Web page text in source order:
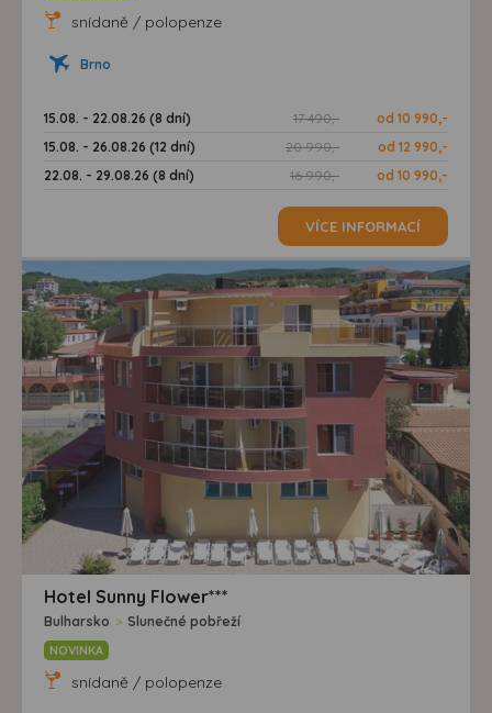
snídaně / polopenze
Brno
15.08. - 22.08.26 (8 dní) 17 490,-
od 10 990,-
15.08. - 26.08.26 (12 dní)
20 990,-
od 12 990,-
22.08. - 29.08.26 (8 dní)
16 990,- od 10 990,-
VÍCE INFORMACÍ
Hotel Sunny Flower***
Bulharsko > Slunečné pobřeží
NOVINKA
snídaně / polopenze